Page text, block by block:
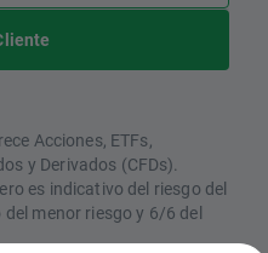
Acciones, ETFs,
y Derivados (CFDs).
es indicativo del riesgo del
menor riesgo y 6/6 del